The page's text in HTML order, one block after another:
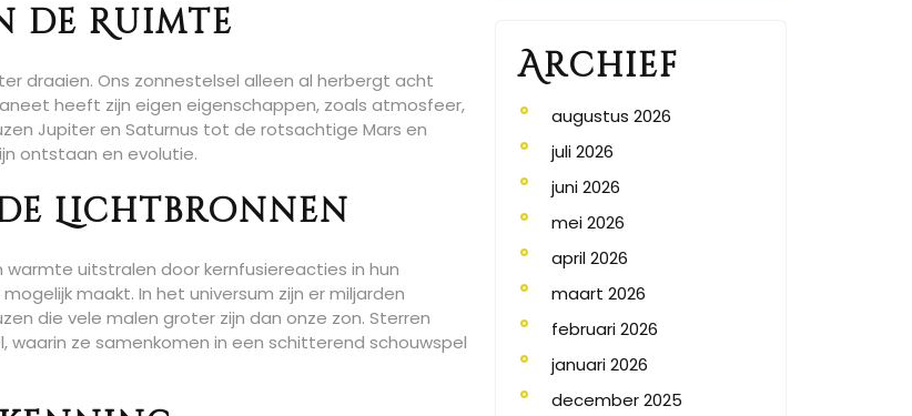
de Ruimte
draaien. Ons zonnestelsel alleen al herbergt acht
heeft zijn eigen eigenschappen, zoals atmosfeer,
Jupiter en Saturnus tot de rotsachtige Mars en
ontstaan en evolutie.
Lichtbronnen
uitstralen door kernfusiereacties in hun
maakt. In het universum zijn er miljarden
die vele malen groter zijn dan onze zon. Sterren
waarin ze samenkomen in een schitterend schouwspel
Archief
augustus 2026
juli 2026
juni 2026
mei 2026
april 2026
maart 2026
februari 2026
januari 2026
december 2025